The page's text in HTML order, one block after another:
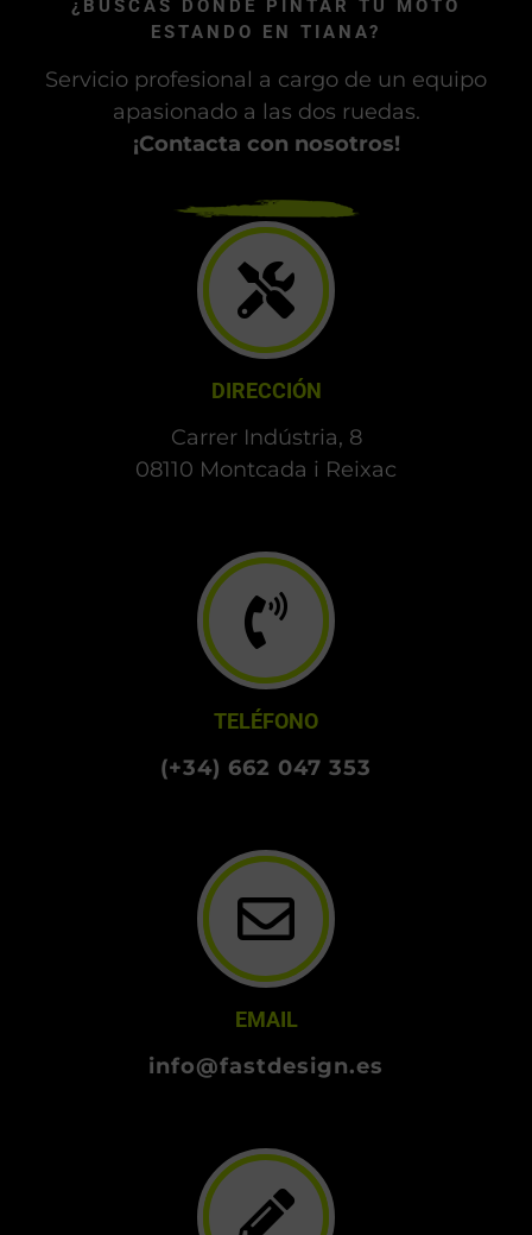
¿BUSCAS DÓNDE PINTAR TU MOTO
ESTANDO EN TIANA?
Servicio profesional a cargo de un equipo
apasionado a las dos ruedas.
¡Contacta con nosotros!
DIRECCIÓN
Carrer Indústria, 8
08110 Montcada i Reixac
TELÉFONO
(+34) 662 047 353
EMAIL
info@fastdesign.es